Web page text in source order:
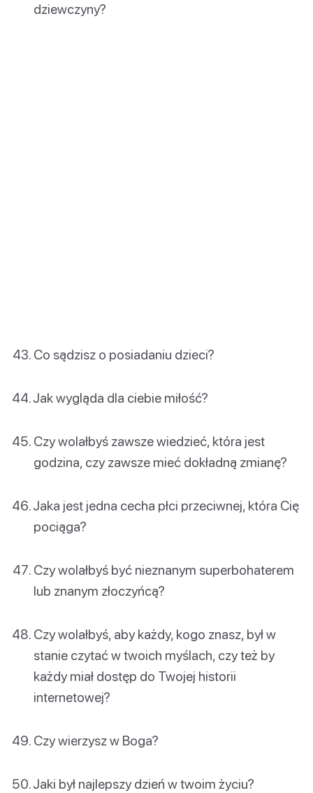
dziewczyny?
Co sądzisz o posiadaniu dzieci?
Jak wygląda dla ciebie miłość?
Czy wolałbyś zawsze wiedzieć, która jest
godzina, czy zawsze mieć dokładną zmianę?
Jaka jest jedna cecha płci przeciwnej, która Cię
pociąga?
Czy wolałbyś być nieznanym superbohaterem
lub znanym złoczyńcą?
Czy wolałbyś, aby każdy, kogo znasz, był w
stanie czytać w twoich myślach, czy też by
każdy miał dostęp do Twojej historii
internetowej?
Czy wierzysz w Boga?
Jaki był najlepszy dzień w twoim życiu?